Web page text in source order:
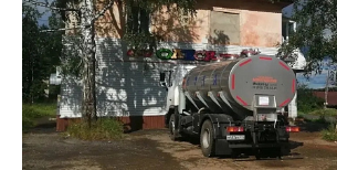
строительству и реконструкции
оценив размер вложений, а также
бесхозных объектов и возможные
сферы городского хозяйства. В июне 2025
«Златоуст.инфо» сообщал о подобных
вопроса была почти в три раза выше - 9
486 рублей, а в списке работ была
системы ливнёвок.